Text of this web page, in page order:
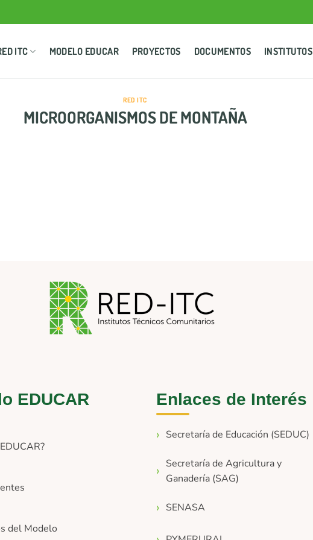
ITC MODELO EDUCAR PROYECTOS DOCUMENTOS INSTITUTOS
RED ITC
MICROORGANISMOS DE MONTAÑA
EDUCAR
del Modelo
Enlaces de Interés
Secretaría de Educación (SEDUC)
Secretaría de Agricultura y
Ganadería (SAG)
SENASA